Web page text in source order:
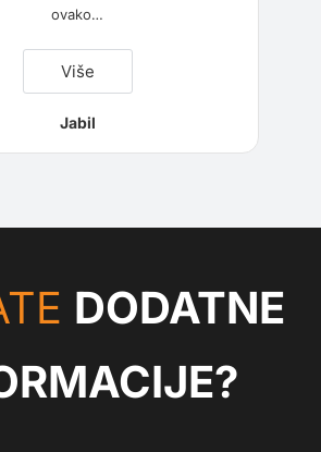
ovako…
Više“Jabil”
Jabil
DODATNE